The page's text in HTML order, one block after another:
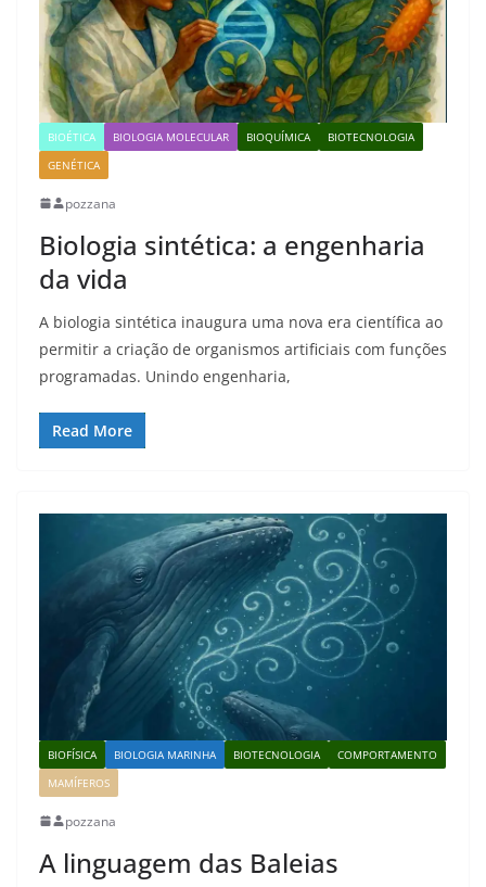
BIOÉTICA BIOLOGIA MOLECULAR BIOQUÍMICA
BIOTECNOLOGIA
GENÉTICA
pozzana
Biologia sintética: a engenharia
da vida
A biologia sintética inaugura uma nova era científica ao
permitir a criação de organismos artificiais com funções
programadas. Unindo engenharia,
Read More
BIOFÍSICA BIOLOGIA MARINHA BIOTECNOLOGIA
COMPORTAMENTO
MAMÍFEROS
pozzana
A linguagem das Baleias